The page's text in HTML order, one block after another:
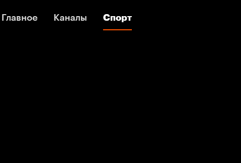
Главное Каналы Спорт
Главное Каналы Спорт